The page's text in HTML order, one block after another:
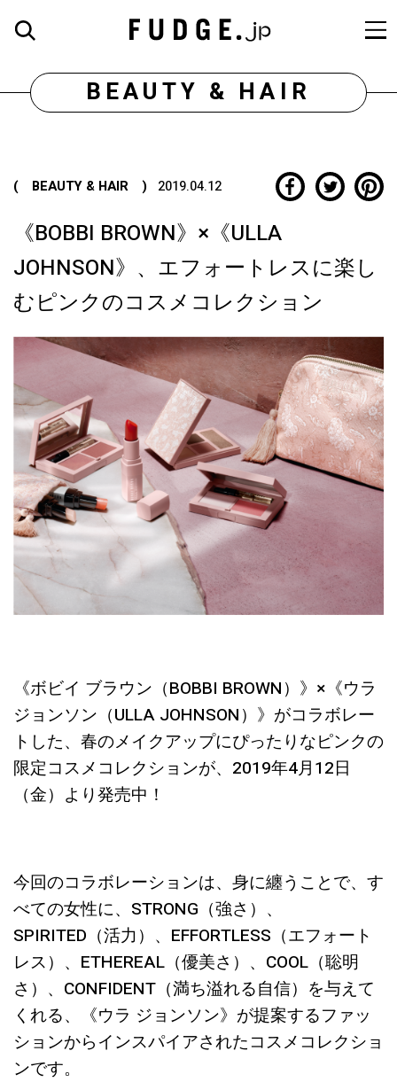
BEAUTY & HAIR
( BEAUTY & HAIR ) 2019.04.12
《BOBBI BROWN》×《ULLA
JOHNSON》、エフォートレスに楽し
むピンクのコスメコレクション
《ボビイ ブラウン（BOBBI BROWN）》 × 《ウラ
ジョンソン（ULLA JOHNSON）》がコラボレー
トした、春のメイクアップにぴったりなピンクの
限定コスメコレクションが、 2019年4月12日
（金）より発売中！
今回のコラボレーションは、身に纏うことで、す
べての女性に、 STRONG （強さ）、
SPIRITED （活力）、 EFFORTLESS （エフォート
レス）、 ETHEREAL（優美さ）、 COOL（聡明
さ）、 CONFIDENT（満ち溢れる自信）を与えて
くれる、《ウラ ジョンソン》が提案するファッ
ションからインスパイアされたコスメコレクショ
ンです。